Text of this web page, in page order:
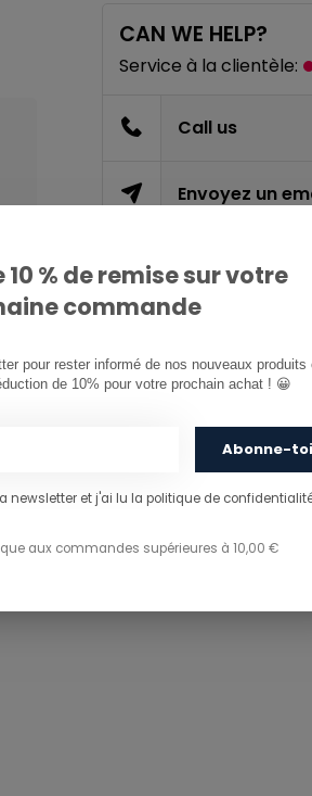
CAN WE HELP?
Service à la clientèle:
Call us
Envoyez un
PARTAGER CE
10 % de remise sur votre
commande
pour rester informé de nos nouveaux produits
de 10% pour votre prochain achat ! 😀
Abonne-toi
newsletter et j'ai lu la politique de
aux commandes supérieures à 10,00 €